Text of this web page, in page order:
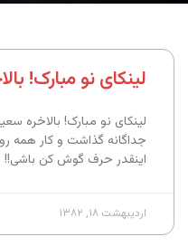
لینکای نو مبارک!
لینکای نو مبارک! بالاخره
جداگانه گذاشت و کار
اینقدر حرف گوش کن باشی!!
اردیبهشت ۱۸, ۱۳۸۲